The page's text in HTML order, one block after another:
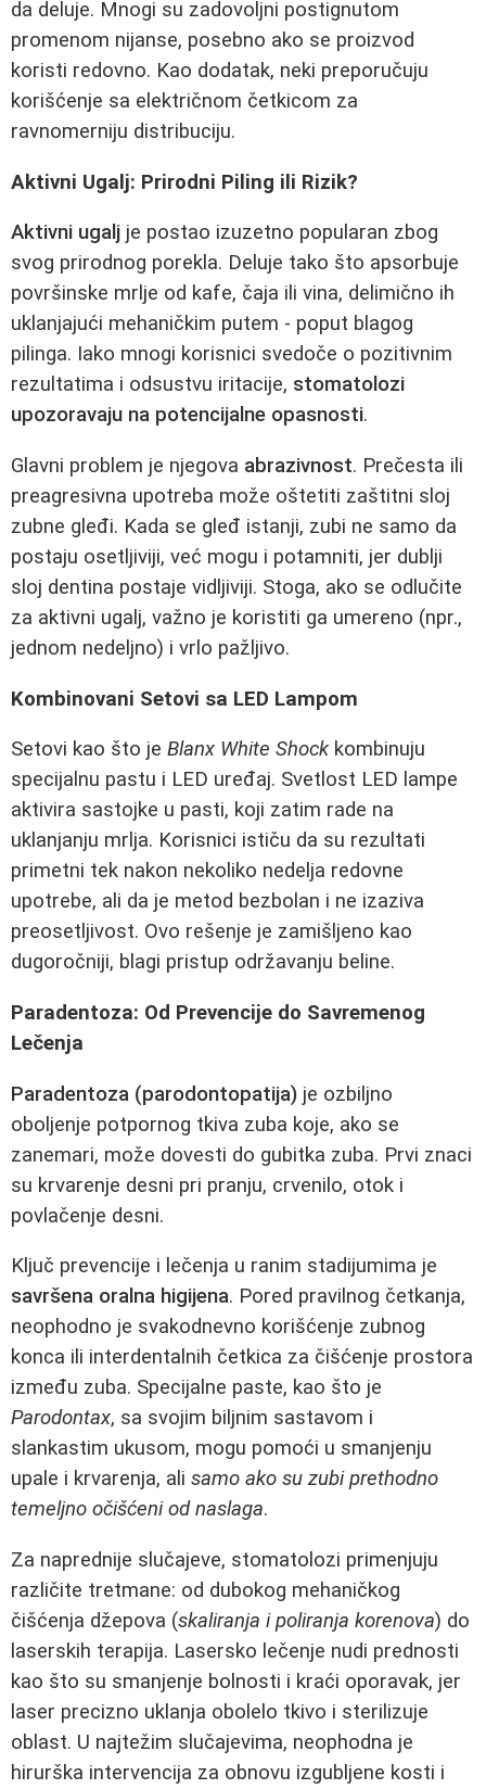
da deluje. Mnogi su zadovoljni postignutom
promenom nijanse, posebno ako se proizvod
koristi redovno. Kao dodatak, neki preporučuju
korišćenje sa električnom četkicom za
ravnomerniju distribuciju.
Aktivni Ugalj: Prirodni Piling ili Rizik?
Aktivni ugalj je postao izuzetno popularan zbog
svog prirodnog porekla. Deluje tako što apsorbuje
površinske mrlje od kafe, čaja ili vina, delimično ih
uklanjajući mehaničkim putem - poput blagog
pilinga. Iako mnogi korisnici svedoče o pozitivnim
rezultatima i odsustvu iritacije, stomatolozi
upozoravaju na potencijalne opasnosti.
Glavni problem je njegova abrazivnost. Prečesta ili
preagresivna upotreba može oštetiti zaštitni sloj
zubne gleđi. Kada se gleđ istanji, zubi ne samo da
postaju osetljiviji, već mogu i potamniti, jer dublji
sloj dentina postaje vidljiviji. Stoga, ako se odlučite
za aktivni ugalj, važno je koristiti ga umereno (npr.,
jednom nedeljno) i vrlo pažljivo.
Kombinovani Setovi sa LED Lampom
Setovi kao što je Blanx White Shockkombinuju
specijalnu pastu i LED uređaj. Svetlost LED lampe
aktivira sastojke u pasti, koji zatim rade na
uklanjanju mrlja. Korisnici ističu da su rezultati
primetni tek nakon nekoliko nedelja redovne
upotrebe, ali da je metod bezbolan i ne izaziva
preosetljivost. Ovo rešenje je zamišljeno kao
dugoročniji, blagi pristup održavanju beline.
Paradentoza: Od Prevencije do Savremenog
Lečenja
Paradentoza (parodontopatija) je ozbiljno
oboljenje potpornog tkiva zuba koje, ako se
zanemari, može dovesti do gubitka zuba. Prvi znaci
su krvarenje desni pri pranju, crvenilo, otok i
povlačenje desni.
Ključ prevencije i lečenja u ranim stadijumima je
savršena oralna higijena. Pored pravilnog četkanja,
neophodno je svakodnevno korišćenje zubnog
konca ili interdentalnih četkica za čišćenje prostora
između zuba. Specijalne paste, kao što je
Parodontax, sa svojim biljnim sastavom i
slankastim ukusom, mogu pomoći u smanjenju
upale i krvarenja, ali samo ako su zubi prethodno
temeljno očišćeni od naslaga.
Za naprednije slučajeve, stomatolozi primenjuju
različite tretmane: od dubokog mehaničkog
čišćenja džepova (skaliranja i poliranja korenova) do
laserskih terapija. Lasersko lečenje nudi prednosti
kao što su smanjenje bolnosti i kraći oporavak, jer
laser precizno uklanja obolelo tkivo i sterilizuje
oblast. U najtežim slučajevima, neophodna je
hirurška intervencija za obnovu izgubljene kosti i